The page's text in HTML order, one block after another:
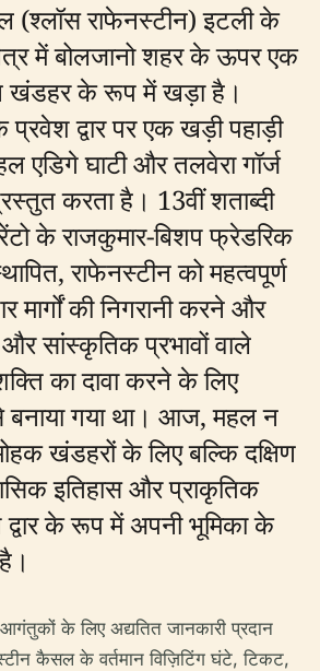
(श्लॉस राफेनस्टीन) इटली के
में बोलजानो शहर के ऊपर एक
खंडहर के रूप में खड़ा है।
प्रवेश द्वार पर एक खड़ी पहाड़ी
एडिगे घाटी और तलवेरा गॉर्ज
करता है। 13वीं शताब्दी
के राजकुमार-बिशप फ्रेडरिक
राफेनस्टीन को महत्वपूर्ण
मार्गों की निगरानी करने और
सांस्कृतिक प्रभावों वाले
का दावा करने के लिए
गया था। आज, महल न
खंडहरों के लिए बल्कि दक्षिण
इतिहास और प्राकृतिक
के रूप में अपनी भूमिका के
आगंतुकों के लिए अद्यतित जानकारी प्रदान
कैसल के वर्तमान विज़िटिंग घंटे, टिकट,